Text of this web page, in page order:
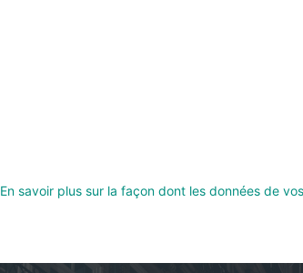
En savoir plus sur la façon dont les données de vos